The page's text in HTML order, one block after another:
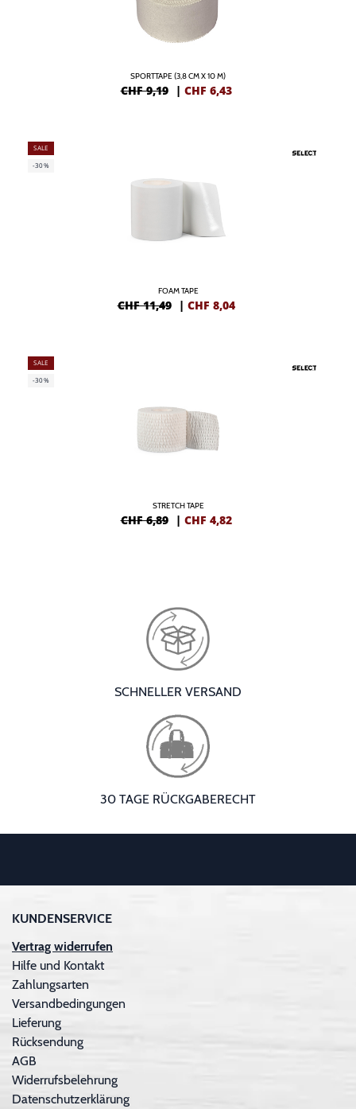
SPORTTAPE (3,8 CM X 10 M)
CHF 9,19 | CHF 6,43
SALE
-30%
FOAM TAPE
CHF 11,49 | CHF 8,04
SALE
-30%
STRETCH TAPE
CHF 6,89 | CHF 4,82
SCHNELLER VERSAND
30 TAGE RÜCKGABERECHT
KUNDENSERVICE
Vertrag widerrufen
Hilfe und Kontakt
Zahlungsarten
Versandbedingungen
Lieferung
Rücksendung
AGB
Widerrufsbelehrung
Datenschutzerklärung